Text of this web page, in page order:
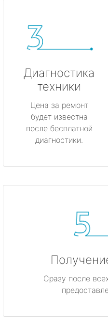
Диагностика
техники
Цена за ремонт
будет известна
после бесплатной
диагностики.
Сразу после